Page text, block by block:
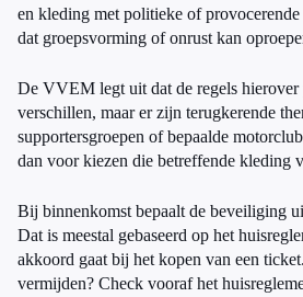
en kleding met politieke of
dat groepsvorming of onrust kan
De VVEM legt uit dat de regels hierover
verschillen, maar er zijn terugkerende
supportersgroepen of bepaalde
dan voor kiezen die betreffende kleding
Bij binnenkomst bepaalt de beveiliging
Dat is meestal gebaseerd op het
akkoord gaat bij het kopen van een
vermijden? Check vooraf het